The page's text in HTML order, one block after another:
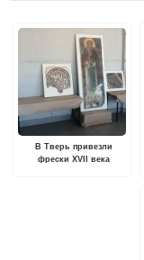
В Тверь привезли
фрески XVII века